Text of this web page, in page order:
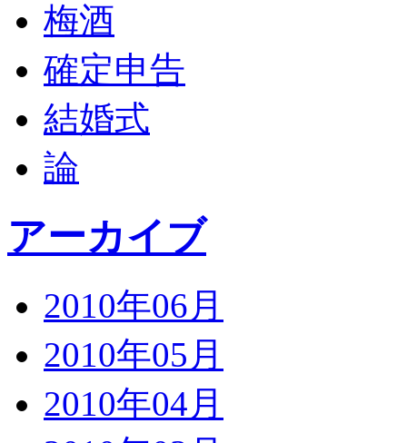
梅酒
確定申告
結婚式
論
アーカイブ
2010年06月
2010年05月
2010年04月